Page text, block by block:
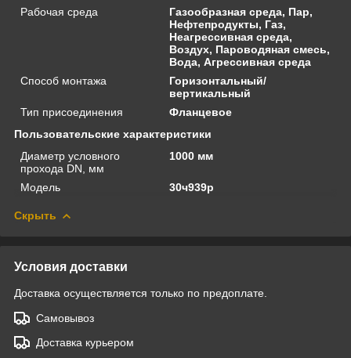
Рабочая среда
Газообразная среда, Пар,
Нефтепродукты, Газ,
Неагрессивная среда,
Воздух, Пароводяная смесь,
Вода, Агрессивная среда
Способ монтажа
Горизонтальный/
вертикальный
Тип присоединения
Фланцевое
Пользовательские характеристики
Диаметр условного
прохода DN, мм
1000 мм
Модель 30ч939р
Скрыть
Условия доставки
Доставка осуществляется только по предоплате.
Самовывоз
Доставка курьером